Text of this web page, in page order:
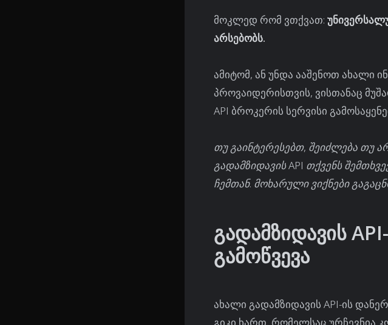
მოკლედ რომ ვთქვათ:
არსებობს.
ამიტომ, ან უნდა ააშენოთ ახალი
პროვაიდერისთვის, ვისთანაც
API ბროკერის სერვისი
თუ გაინტერესებთ, შეიძლება თუ
გადამზიდავის API თქვენს
ჩემთან. მოხარული ვიქნები
გადამზიდავის
გამოწვევა
ახალი გადამზიდავის API-ის